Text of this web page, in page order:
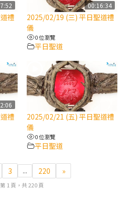
主教帶你做【將臨期避靜】—耶穌
人同在＝「厄瑪努爾」
主教帶你做【將臨期避靜】—耶穌
需要人的「接納」
主教帶你做【將臨期避靜】—「馬
卑」
主教帶你做【將臨期避靜】—「福
耶穌的故事
主教帶你做【將臨期避靜】—匝凱
耶穌，耶穌「走近」匝凱
禮
00:16:34
2025/02/19 (三) 平日聖道禮
儀
0 位瀏覽
平日聖道
禮
2025/02/21 (五) 平日聖道禮
儀
0 位瀏覽
平日聖道
3 ... 220 »
第 1 頁，共 220 頁